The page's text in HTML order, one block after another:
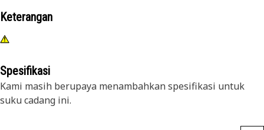
Keterangan
Spesifikasi
Kami masih berupaya menambahkan spesifikasi untuk
suku cadang ini.